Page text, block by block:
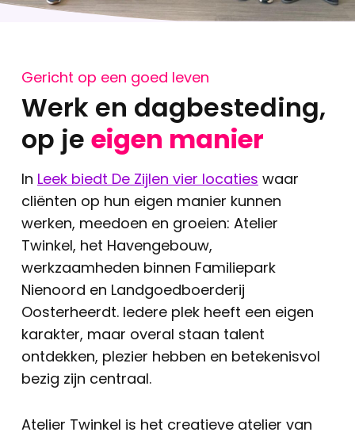
Gericht op een goed leven
Werk en dagbesteding,
op je eigen manier
In Leek biedt De Zijlen vier locaties waar
cliënten op hun eigen manier kunnen
werken, meedoen en groeien: Atelier
Twinkel, het Havengebouw,
werkzaamheden binnen Familiepark
Nienoord en Landgoedboerderij
Oosterheerdt. Iedere plek heeft een eigen
karakter, maar overal staan talent
ontdekken, plezier hebben en betekenisvol
bezig zijn centraal.
Atelier Twinkel is het creatieve atelier van